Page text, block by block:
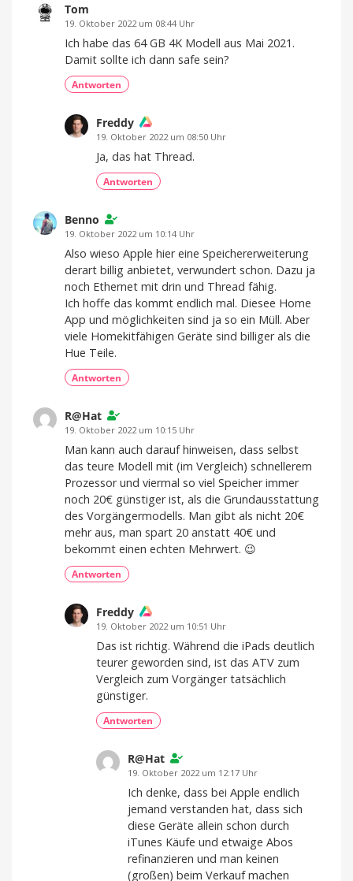
Tom
19. Oktober 2022 um 08:44 Uhr
Ich habe das 64 GB 4K Modell aus Mai 2021.
Damit sollte ich dann safe sein?
Antworten
Freddy
19. Oktober 2022 um 08:50 Uhr
Ja, das hat Thread.
Antworten
Benno
19. Oktober 2022 um 10:14 Uhr
Also wieso Apple hier eine Speichererweiterung
derart billig anbietet, verwundert schon. Dazu ja
noch Ethernet mit drin und Thread fähig.
Ich hoffe das kommt endlich mal. Diesee Home
App und möglichkeiten sind ja so ein Müll. Aber
viele Homekitfähigen Geräte sind billiger als die
Hue Teile.
Antworten
R@Hat
19. Oktober 2022 um 10:15 Uhr
Man kann auch darauf hinweisen, dass selbst
das teure Modell mit (im Vergleich) schnellerem
Prozessor und viermal so viel Speicher immer
noch 20€ günstiger ist, als die Grundausstattung
des Vorgängermodells. Man gibt als nicht 20€
mehr aus, man spart 20 anstatt 40€ und
bekommt einen echten Mehrwert. 😉
Antworten
Freddy
19. Oktober 2022 um 10:51 Uhr
Das ist richtig. Während die iPads deutlich
teurer geworden sind, ist das ATV zum
Vergleich zum Vorgänger tatsächlich
günstiger.
Antworten
R@Hat
19. Oktober 2022 um 12:17 Uhr
Ich denke, dass bei Apple endlich
jemand verstanden hat, dass sich
diese Geräte allein schon durch
iTunes Käufe und etwaige Abos
refinanzieren und man keinen
(großen) beim Verkauf machen